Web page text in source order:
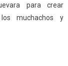
para crear
muchachos y